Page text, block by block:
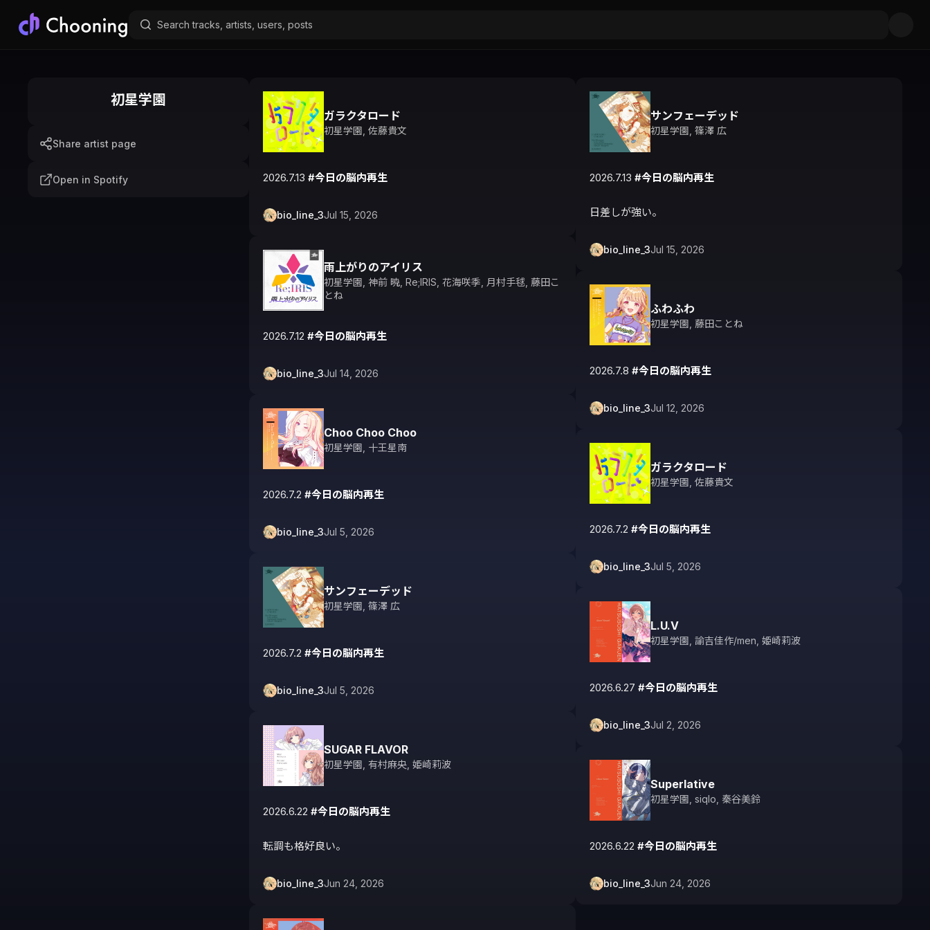
初星学園
Share artist page
Open in Spotify
ガラクタロード
初星学園 佐藤貴文
2026.7.13 #今日の脳内再生
bio_line_3Jul 15, 2026
雨上がりのアイリス
初星学園 神前 暁 Re;IRIS 花海咲季 月村手毬 藤田こ
とね
2026.7.12 #今日の脳内再生
bio_line_3Jul 14, 2026
Choo Choo Choo
初星学園 十王星南
2026.7.2 #今日の脳内再生
bio_line_3Jul 5, 2026
サンフェーデッド
初星学園 篠澤 広
2026.7.2 #今日の脳内再生
bio_line_3Jul 5, 2026
SUGAR FLAVOR
初星学園 有村麻央 姫崎莉波
2026.6.22 #今日の脳内再生
転調も格好良い。
bio_line_3Jun 24, 2026
サンフェーデッド
初星学園 篠澤 広
2026.7.13 #今日の脳内再生
日差しが強い。
bio_line_3Jul 15, 2026
ふわふわ
初星学園 藤田ことね
2026.7.8 #今日の脳内再生
bio_line_3Jul 12, 2026
ガラクタロード
初星学園 佐藤貴文
2026.7.2 #今日の脳内再生
bio_line_3Jul 5, 2026
L.U.V
初星学園 諭吉佳作/men 姫崎莉波
2026.6.27 #今日の脳内再生
bio_line_3Jul 2, 2026
Superlative
初星学園 siqlo 秦谷美鈴
2026.6.22 #今日の脳内再生
bio_line_3Jun 24, 2026